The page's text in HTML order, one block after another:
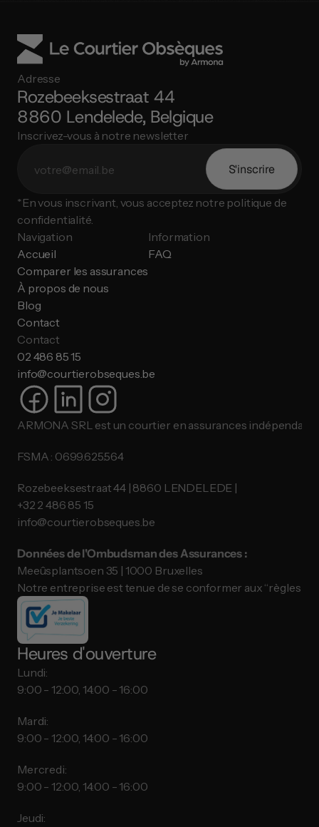
Adresse
Rozebeeksestraat 44
8860 Lendelede, Belgique
Inscrivez-vous à notre newsletter
S'inscrire
*En vous inscrivant, vous acceptez notre politique de
confidentialité.
Navigation
Accueil
Comparer les assurances
À propos de nous
Blog
Contact
Information
FAQ
Contact
02 486 85 15
info@courtierobseques.be
ARMONA SRL est un courtier en assurances indépendant.
FSMA : 0699.625.564
Rozebeeksestraat 44 | 8860 LENDELEDE |
​​​​​​​+32 2 486 85 15
info@courtierobseques.be
Données de l'Ombudsman des Assurances :
Meeûsplantsoen 35 | 1000 Bruxelles
Notre entreprise est tenue de se conformer aux “règles de
Heures d'ouverture
Lundi:
9:00 - 12:00, 14:00 - 16:00
Mardi:
9:00 - 12:00, 14:00 - 16:00
Mercredi:
9:00 - 12:00, 14:00 - 16:00
Jeudi: